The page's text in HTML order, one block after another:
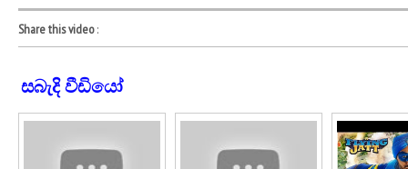
Share this video:
සබැදි වීඩියෝ